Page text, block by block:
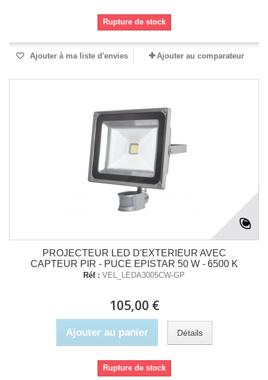
Rupture de stock
Ajouter à ma liste d'envies Ajouter au comparateur
PROJECTEUR LED D'EXTERIEUR AVEC
CAPTEUR PIR - PUCE EPISTAR 50 W - 6500 K
Réf : VEL_LEDA3005CW-GP
105,00 €
Ajouter au panier Détails
Rupture de stock